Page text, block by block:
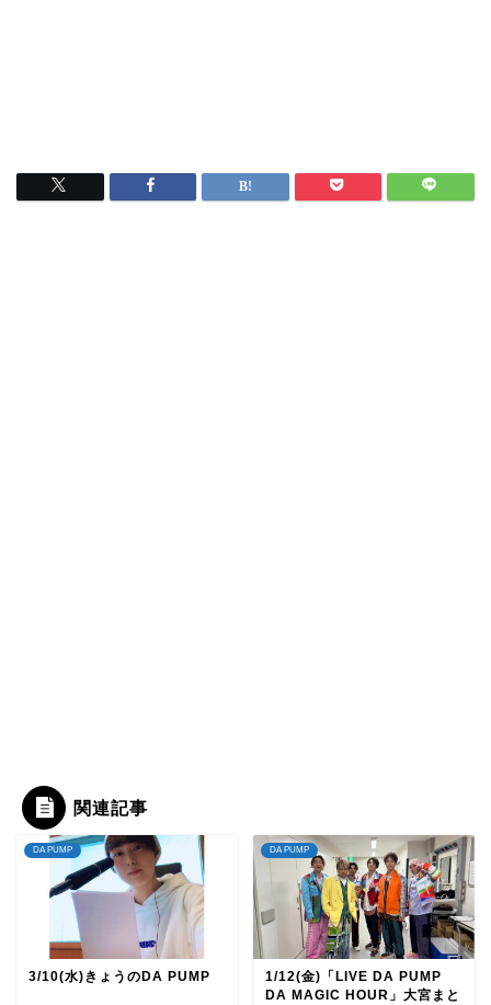
関連記事
DA PUMP
3/10(水)きょうのDA PUMP
DA PUMP
1/12(金)「LIVE DA PUMP
DA MAGIC HOUR」大宮まと